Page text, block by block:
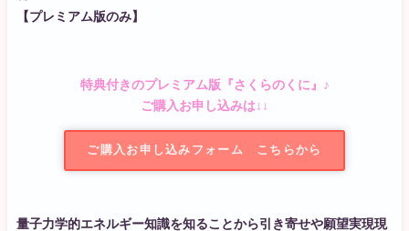
【プレミアム版のみ】
特典付きのプレミアム版『さくらのくに』♪
ご購入お申し込みは↓↓
ご購入お申し込みフォーム こちらから
量子力学的エネルギー知識を知ることから引き寄せや願望実現現